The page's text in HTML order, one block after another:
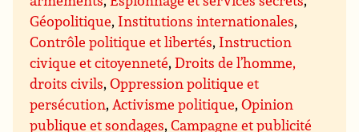
Géopolitique, Institutions internationales,
Contrôle politique et libertés, Instruction
civique et citoyenneté,Droits de l’homme,
droits civils,Oppression politique et
persécution,Activisme politique,Opinion
publique et sondages,Campagne et publicité